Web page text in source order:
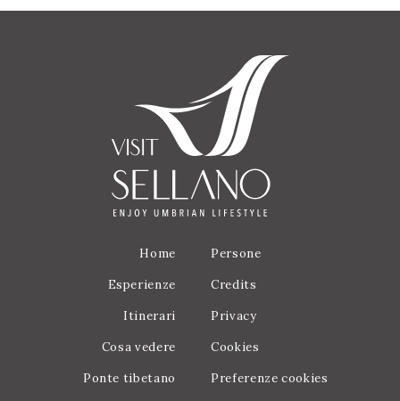
Home
Esperienze
Itinerari
Cosa vedere
Ponte tibetano
Persone
Credits
Privacy
Cookies
Preferenze cookies